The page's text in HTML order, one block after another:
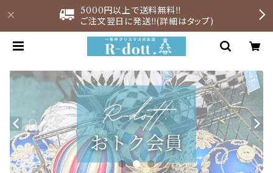
5000円以上で送料無料‼︎
ご注文翌日に発送‼︎(詳細はタップ)